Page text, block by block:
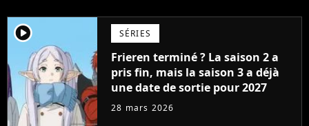
player2 SÉRIES
Frieren terminé ? La saison 2 a
pris fin, mais la saison 3 a déjà
une date de sortie pour 2027
28 mars 2026